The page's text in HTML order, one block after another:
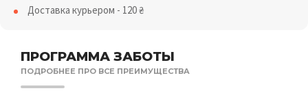
ПРОГРАММА ЗАБОТЫ
ПОДРОБНЕЕ ПРО ВСЕ ПРЕИМУЩЕСТВА
Доставка курьером - 120₴